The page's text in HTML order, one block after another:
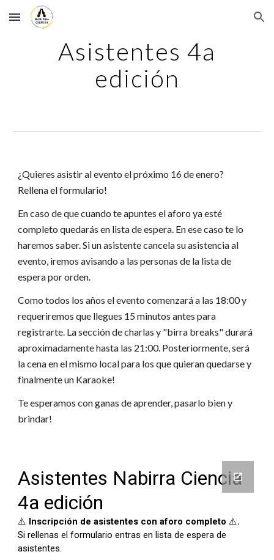
Skip to main content Skip to navigation
Asistentes 4a
edición
¿Quieres asistir al evento el próximo 16 de enero?
Rellena el formulario!
En caso de que cuando te apuntes el aforo ya esté
completo quedarás en lista de espera. En ese caso te lo
haremos saber. Si un asistente cancela su asistencia al
evento, iremos avisando a las personas de la lista de
espera por orden.
Como todos los años el evento comenzará a las 18:00 y
requeriremos que llegues 15 minutos antes para
registrarte. La sección de charlas y "birra breaks" durará
aproximadamente hasta las 21:00. Posteriormente, será
la cena en el mismo local para los que quieran quedarse y
finalmente un Karaoke!
Te esperamos con ganas de aprender, pasarlo bien y
brindar!